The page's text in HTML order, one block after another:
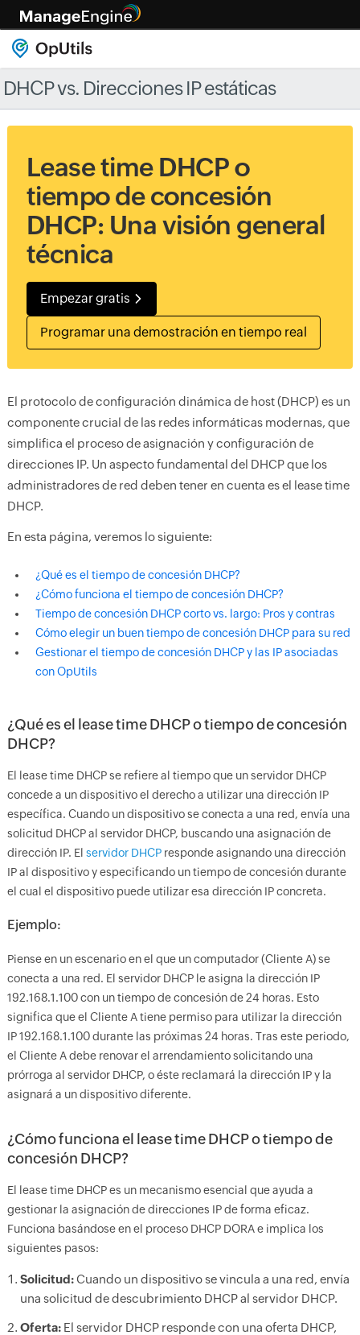
DHCP vs. Direcciones IP estáticas
Lease time DHCP o
tiempo de concesión
DHCP: Una visión general
técnica
Empezar gratis
Programar una demostración en tiempo real
El protocolo de configuración dinámica de host (DHCP) es un
componente crucial de las redes informáticas modernas, que
simplifica el proceso de asignación y configuración de
direcciones IP. Un aspecto fundamental del DHCP que los
administradores de red deben tener en cuenta es el lease time
DHCP.
En esta página, veremos lo siguiente:
¿Qué es el tiempo de concesión DHCP?
¿Cómo funciona el tiempo de concesión DHCP?
Tiempo de concesión DHCP corto vs. largo: Pros y contras
Cómo elegir un buen tiempo de concesión DHCP para su red
Gestionar el tiempo de concesión DHCP y las IP asociadas
con OpUtils
¿Qué es el lease time DHCP o tiempo de concesión
DHCP?
El lease time DHCP se refiere al tiempo que un servidor DHCP
concede a un dispositivo el derecho a utilizar una dirección IP
específica. Cuando un dispositivo se conecta a una red, envía una
solicitud DHCP al servidor DHCP, buscando una asignación de
dirección IP. El servidor DHCPresponde asignando una dirección
IP al dispositivo y especificando un tiempo de concesión durante
el cual el dispositivo puede utilizar esa dirección IP concreta.
Ejemplo:
Piense en un escenario en el que un computador (Cliente A) se
conecta a una red. El servidor DHCP le asigna la dirección IP
192.168.1.100 con un tiempo de concesión de 24 horas. Esto
significa que el Cliente A tiene permiso para utilizar la dirección
IP 192.168.1.100 durante las próximas 24 horas. Tras este periodo,
el Cliente A debe renovar el arrendamiento solicitando una
prórroga al servidor DHCP, o éste reclamará la dirección IP y la
asignará a un dispositivo diferente.
¿Cómo funciona el lease time DHCP o tiempo de
concesión DHCP?
El lease time DHCP es un mecanismo esencial que ayuda a
gestionar la asignación de direcciones IP de forma eficaz.
Funciona basándose en el proceso DHCP DORA e implica los
siguientes pasos:
Solicitud:Cuando un dispositivo se vincula a una red, envía
una solicitud de descubrimiento DHCP al servidor DHCP.
Oferta:El servidor DHCP responde con una oferta DHCP,